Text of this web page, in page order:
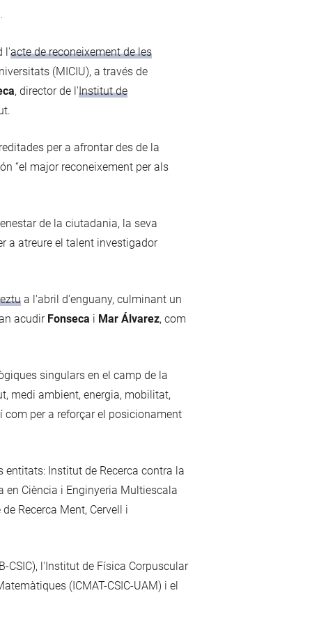
l'acte de reconeixement de les
(MICIU), a través de
, director de l'Institut de
per a afrontar des de la
“el major reconeixement per als
de la ciutadania, la seva
a atreure el talent investigador
a l'abril d'enguany, culminant un
acudir Fonseca i Mar Álvarez, com
singulars en el camp de la
medi ambient, energia, mobilitat,
per a reforçar el posicionament
entitats: Institut de Recerca contra la
en Ciència i Enginyeria Multiescala
Recerca Ment, Cervell i
CSIC), l'Institut de Física Corpuscular
(ICMAT-CSIC-UAM) i el